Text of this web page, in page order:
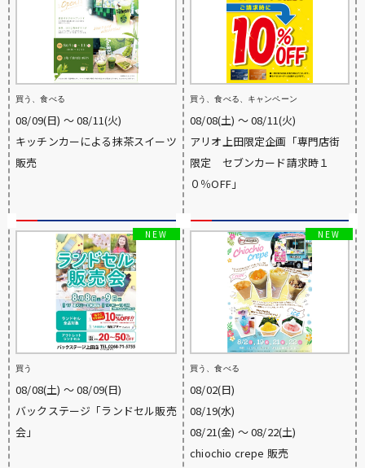
買う、食べる
08/09(日) 〜 08/11(火)
キッチンカーによる抹茶スイーツ
販売
買う、食べる、キャンペーン
08/08(土) 〜 08/11(火)
アリオ上田限定企画「専門店街
限定 セブンカード請求時１
０％OFF」
買う
08/08(土) 〜 08/09(日)
バックステージ「ランドセル販売
会」
買う、食べる
08/02(日)
08/19(水)
08/21(金) 〜 08/22(土)
chiochio crepe 販売